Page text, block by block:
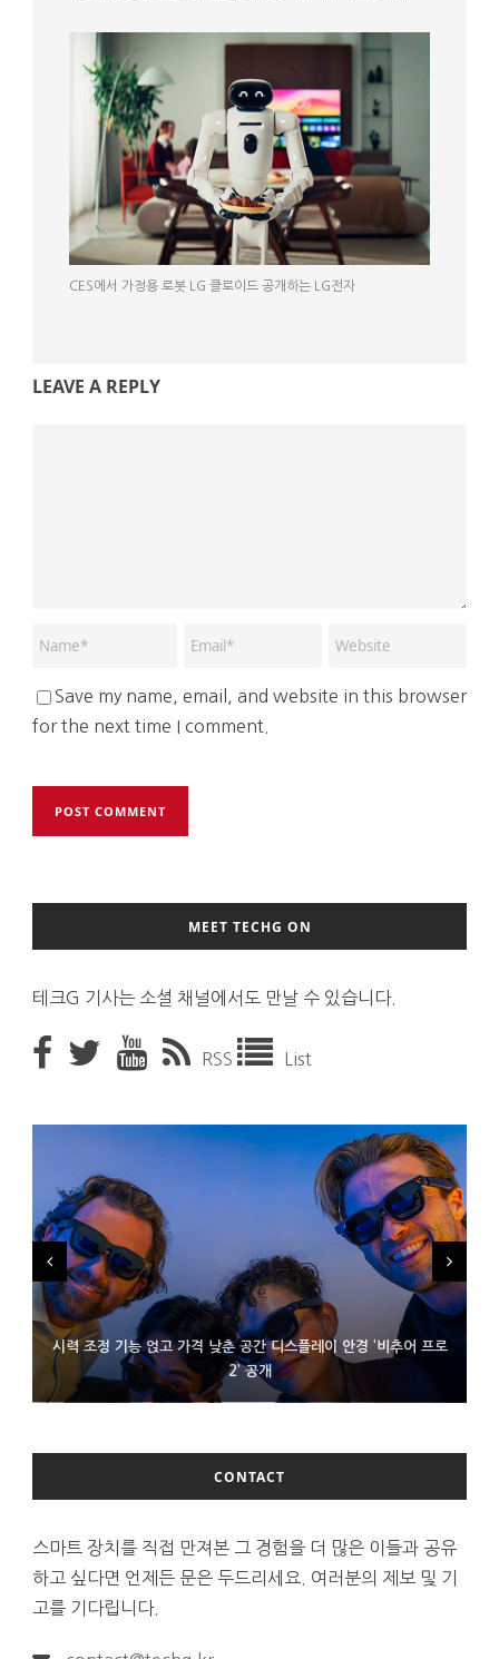
CES에서 가정용 로봇 LG 클로이드 공개하는 LG전자
LEAVE A REPLY
Save my name, email, and website in this browser
for the next time I comment.
MEET TECHG ON
테크G 기사는 소셜 채널에서도 만날 수 있습니다.
RSS List
시력 조정 기능 얹고 가격 낮춘 공간 디스플레이 안경 ‘비추어 프로
2’ 공개
D램 부족에 10억달러어치 아이폰18 프로세서 패키징 대기 중
300~400달러 반지형 스피커 준비하는 오픈AI
CONTACT
스마트 장치를 직접 만져본 그 경험을 더 많은 이들과 공유
하고 싶다면 언제든 문은 두드리세요. 여러분의 제보 및 기
고를 기다립니다.